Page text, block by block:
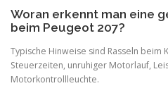
Woran erkennt man eine
beim Peugeot 207?
Typische Hinweise sind Rasseln beim
Steuerzeiten, unruhiger Motorlauf,
Motorkontrollleuchte.